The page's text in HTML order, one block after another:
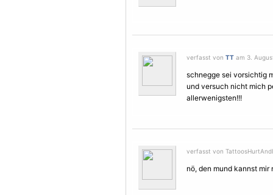
verfasst von TT am 3.
schnegge sei vorsichtig
und versuch nicht mich
allerwenigsten!!!
verfasst von
nö, den mund kannst